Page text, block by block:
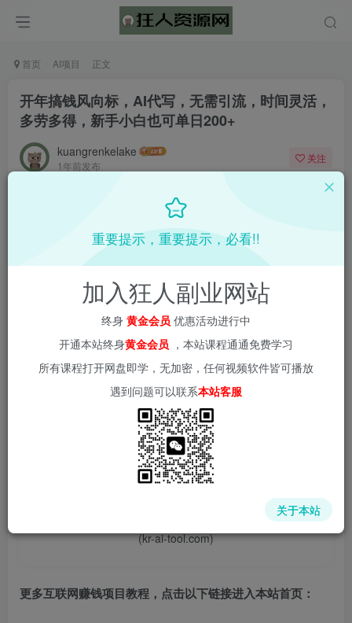
首页 AI项目 正文
开年搞钱风向标，AI代写，无需引流，时间灵活，
多劳多得，新手小白也可单日200+
kuangrenkelake
1年前发布
关注
📌 1000➕互联网副业项目教程，更多网赚项目，点击以下
链接进入本站首页：
中赚网 - 分享各大收费VIP网赚项目和创业教程 - 狂人资源
(kr-ai-tool.com)
更多互联网赚钱项目教程，点击以下链接进入本站首页 ：
重要提示，重要提示，必看!!
加入狂人副业网站
终身 黄金会员 优惠活动进行中
开通本站终身黄金会员 ，本站课程通通免费学习
所有课程打开网盘即学，无加密，任何视频软件皆可播放
遇到问题可以联系本站客服
关于本站